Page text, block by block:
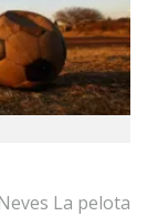
La pelota